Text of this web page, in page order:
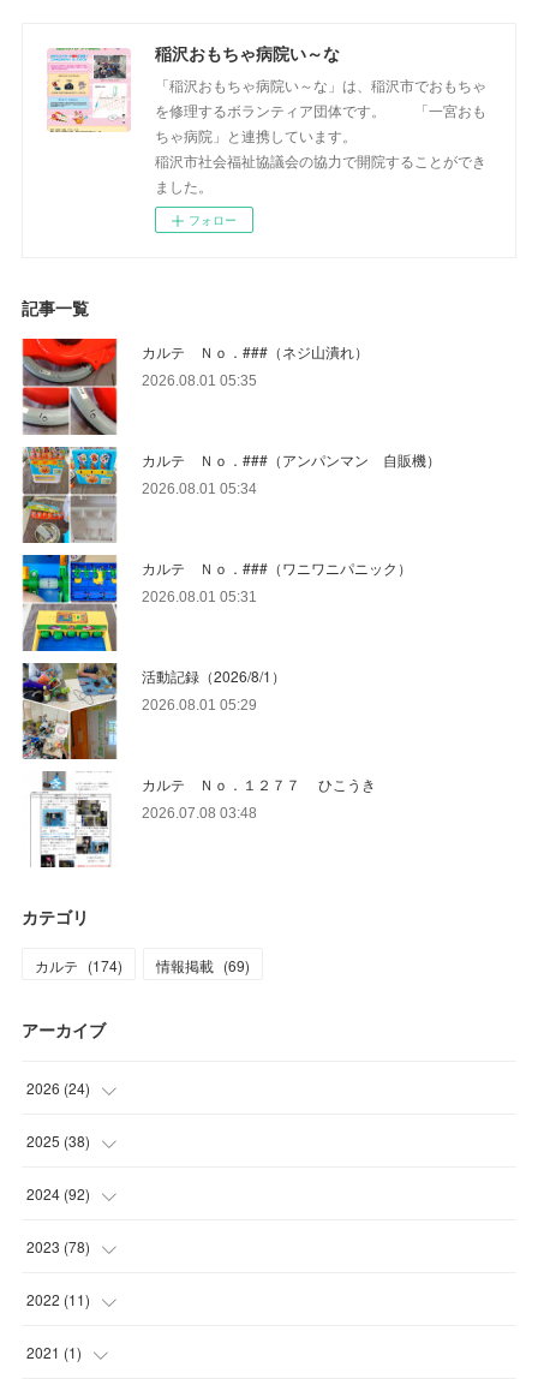
稲沢おもちゃ病院い～な
「稲沢おもちゃ病院い～な」は、稲沢市でおもちゃ
を修理するボランティア団体です。 「一宮おも
ちゃ病院」と連携しています。
稲沢市社会福祉協議会の協力で開院することができ
ました。
フォロー
記事一覧
カルテ Ｎｏ．###（ネジ山潰れ）
2026.08.01 05:35
カルテ Ｎｏ．###（アンパンマン 自販機）
2026.08.01 05:34
カルテ Ｎｏ．###（ワニワニパニック）
2026.08.01 05:31
活動記録（2026/8/1）
2026.08.01 05:29
カルテ Ｎｏ．１２７７ ひこうき
2026.07.08 03:48
カテゴリ
カルテ (174) 情報掲載 (69)
アーカイブ
2026 (24)
(4
(2
(1
(3
2025 (38)
(3
(1
(3
(
2024 (92)
(4
(4
(
2023 (78)
(6
( )
2022 (11)
( )
2021 (1)